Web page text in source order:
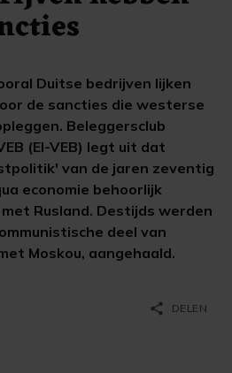
Duitse bedrijven lijken
de sancties die westerse
Beleggersclub
(EI-VEB) legt uit dat
van de jaren zeventig
economie behoorlijk
Rusland. Destijds werden
deel van
Moskou, aangehaald.
share DELEN